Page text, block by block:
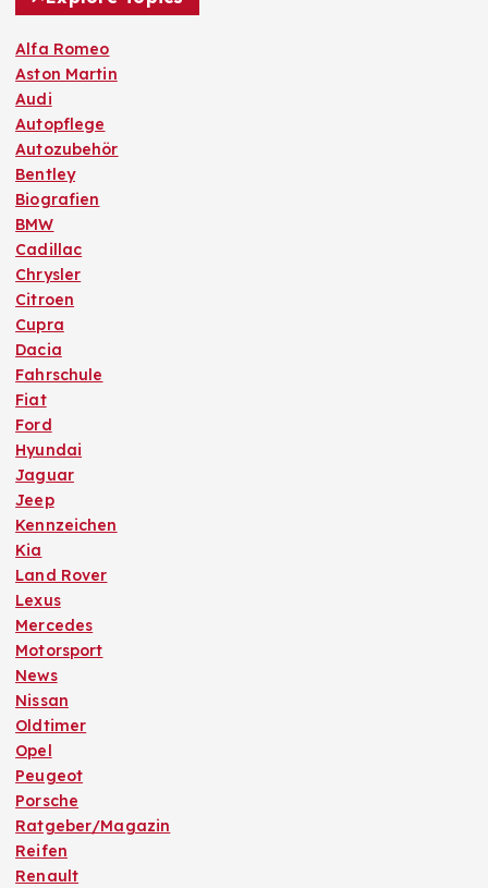
Alfa Romeo
Aston Martin
Audi
Autopflege
Autozubehör
Bentley
Biografien
BMW
Cadillac
Chrysler
Citroen
Cupra
Dacia
Fahrschule
Fiat
Ford
Hyundai
Jaguar
Jeep
Kennzeichen
Kia
Land Rover
Lexus
Mercedes
Motorsport
News
Nissan
Oldtimer
Opel
Peugeot
Porsche
Ratgeber/Magazin
Reifen
Renault